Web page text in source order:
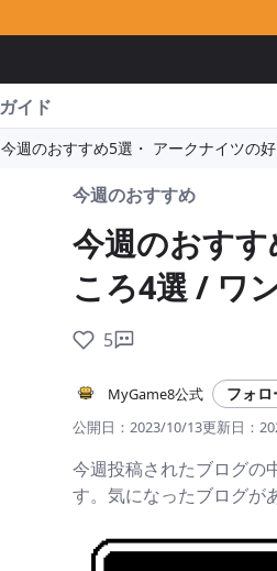
ガイド
今週のおすすめ5選・ アークナイツの
今週のおすすめ
今週のおす
ころ4選 / ワ
5
MyGame8公式 フォロ
公開日： 2023/10/13更新日：
今週投稿されたブログの
す。気になったブログが